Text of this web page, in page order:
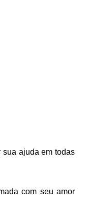
ajuda em todas
com seu amor